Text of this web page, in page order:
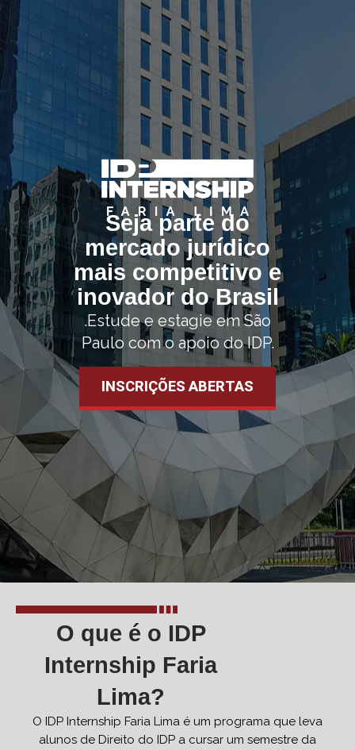
Seja parte do
mercado jurídico
mais competitivo e
inovador do Brasil
.Estude e estagie em São
Paulo com o apoio do IDP.
INSCRIÇÕES ABERTAS
O que é o IDP
Internship Faria
Lima?
O IDP Internship Faria Lima é um programa que leva
alunos de Direito do IDP a cursar um semestre da